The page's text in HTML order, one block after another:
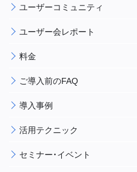
ユーザーコミュニティ
ユーザー会レポート
料金
ご導入前のFAQ
導入事例
活用テクニック
セミナー・イベント